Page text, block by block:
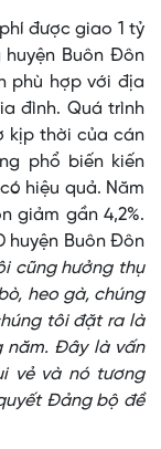
được giao 1 tỷ
Buôn Đôn
phù hợp với địa
đình. Quá trình
kịp thời của cán
phổ biến kiến
hiệu quả. Năm
giảm gần 4,2%.
huyện Buôn Đôn
cũng hưởng thụ
heo gà, chúng
tôi đặt ra là
năm. Đây là vấn
vẻ và nó tương
Đảng bộ đề